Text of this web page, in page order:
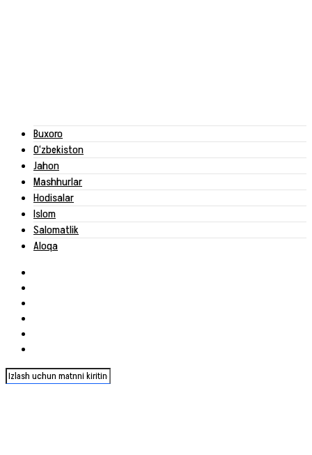
Buxoro
O‘zbekiston
Jahon
Mashhurlar
Hodisalar
Islom
Salomatlik
Aloqa